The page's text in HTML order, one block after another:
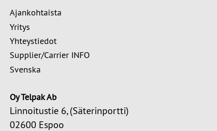
Ajankohtaista
Yritys
Yhteystiedot
Supplier/Carrier INFO
Svenska
Oy Telpak Ab
Linnoitustie 6, (Säterinportti)
02600 Espoo